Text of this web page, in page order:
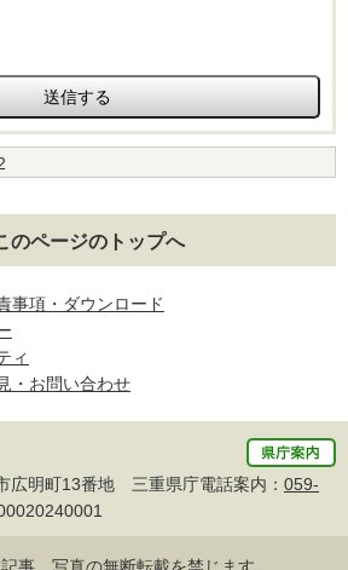
のページのトップへ
事項・ダウンロード
ィ
・お問い合わせ
明町13番地 三重県庁電話案内： 059-